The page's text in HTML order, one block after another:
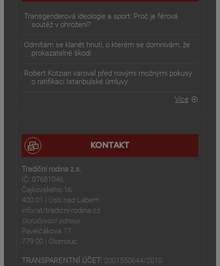
Transgenderová ideologie a sport: Proč je férová
soutěž v ohrožení?
Odmítám se klanět hnutí, o kterém se domnívám, že
prokazatelně škodí
Robert Kotzian varoval před novými možnými pokusy
o ratifikaci Istanbulské úmluvy
Více
KONTAKT
Tradiční rodina z.s.
IČ: 07681046
Čajkovského 16
400 01 | Ústí nad Labem
info/at/tradicni-rodina.cz
Doručovací adresa:
Pavelčákova 17,
779 00 | Olomouc
TRANSPARENTNÍ ÚČET: 2001550644/2010